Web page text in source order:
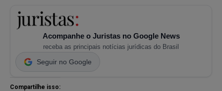
Acompanhe o Juristas no Google News
receba as principais notícias jurídicas do Brasil
Seguir no Google
Compartilhe isso: